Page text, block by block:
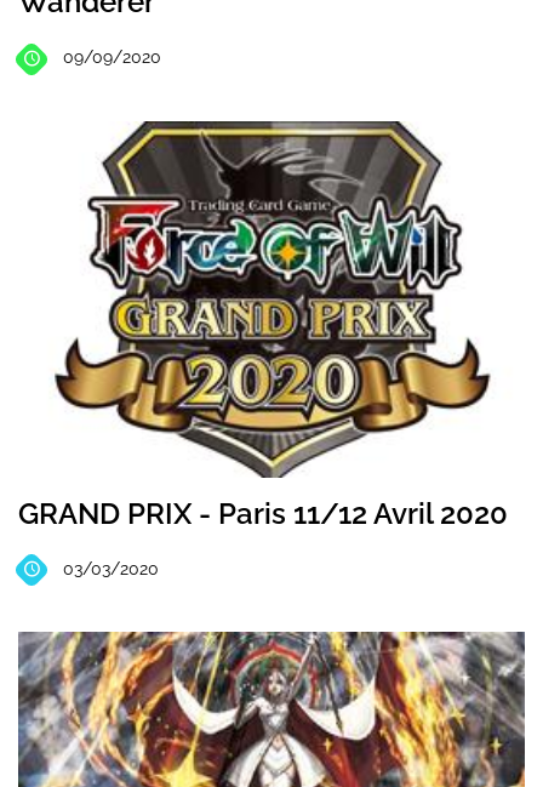
09/09/2020
GRAND PRIX - Paris 11/12 Avril 2020
03/03/2020